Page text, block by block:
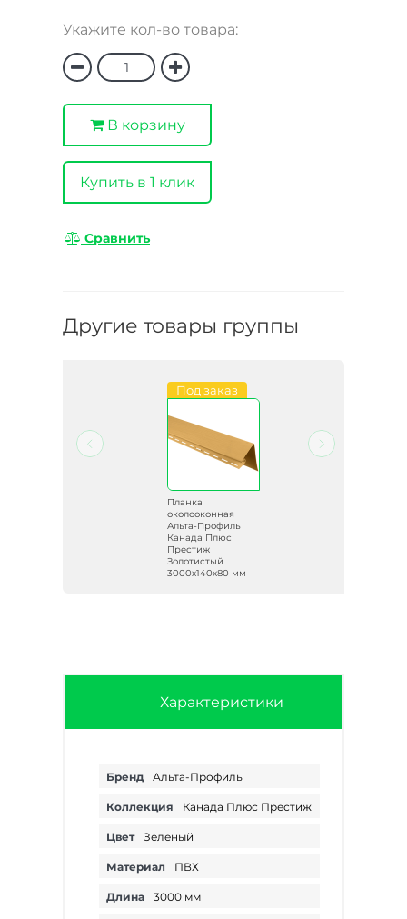
Укажите кол-во товара:
В корзину
Купить в 1 клик
Сравнить
Другие товары группы
Под заказ
Планка
околооконная
Альта-Профиль
Канада Плюс
Престиж
Золотистый
3000х140х80 мм
Характеристики
Бренд Альта-Профиль
Коллекция Канада Плюс Престиж
Цвет Зеленый
Материал ПВХ
Длина 3000 мм